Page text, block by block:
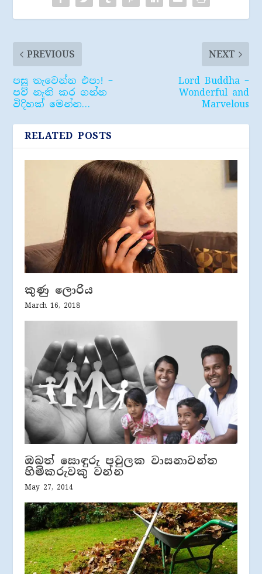
PREVIOUS
පසු තැවෙන්න එපා! –
පව් නැති කර ගන්න
විදිහක් මෙන්න…
NEXT
Lord Buddha –
Wonderful and
Marvelous
RELATED POSTS
කුණු ලොරිය
March 16, 2018
ඔබත් සොඳුරු පවුලක වාසනාවන්ත
හිමිකරුවකු වන්න
May 27, 2014